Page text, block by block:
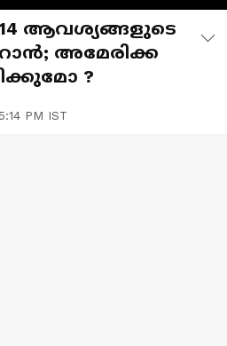
ആവശ്യങ്ങളുടെ
അമേരിക്ക
?
PM IST